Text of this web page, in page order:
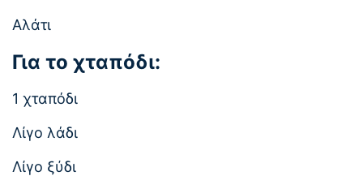
Αλάτι
Για το χταπόδι:
1 χταπόδι
Λίγο λάδι
Λίγο ξύδι